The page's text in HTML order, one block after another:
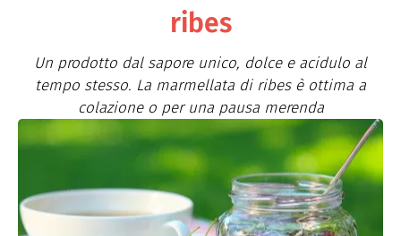
ribes
Un prodotto dal sapore unico, dolce e acidulo al
tempo stesso. La marmellata di ribes è ottima a
colazione o per una pausa merenda